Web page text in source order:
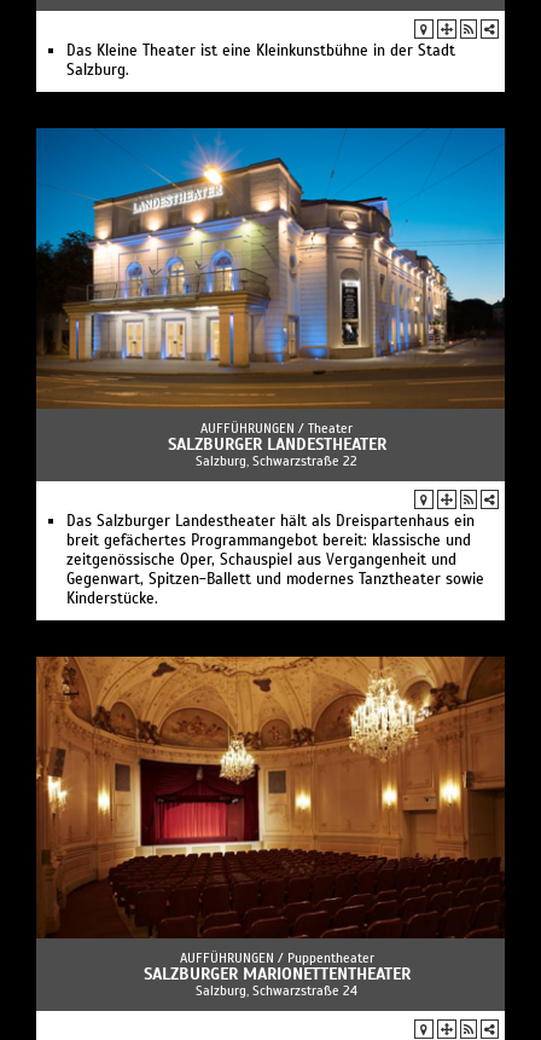
Das Kleine Theater ist eine Kleinkunstbühne in der Stadt
Salzburg.
AUFFÜHRUNGEN / Theater
SALZBURGER LANDESTHEATER
Salzburg, Schwarzstraße 22
Das Salzburger Landestheater hält als Dreispartenhaus ein
breit gefächertes Programmangebot bereit: klassische und
zeitgenössische Oper, Schauspiel aus Vergangenheit und
Gegenwart, Spitzen-Ballett und modernes Tanztheater sowie
Kinderstücke.
AUFFÜHRUNGEN / Puppentheater
SALZBURGER MARIONETTENTHEATER
Salzburg, Schwarzstraße 24